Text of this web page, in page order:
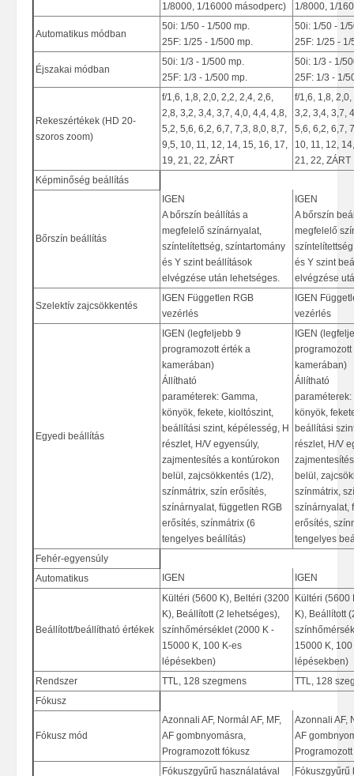
1/8000, 1/16000 másodperc)
1/8000, 1/
Automatikus módban
50i: 1/50 - 1/500 mp.
25F: 1/25 - 1/500 mp.
50i: 1/50 - 1/
25F: 1/25 - 1/
Éjszakai módban
50i: 1/3 - 1/500 mp.
25F: 1/3 - 1/500 mp.
50i: 1/3 - 1/
25F: 1/3 - 1/
Rekeszértékek (HD 20-
szoros zoom)
f/1,6, 1,8, 2,0, 2,2, 2,4, 2,6,
2,8, 3,2, 3,4, 3,7, 4,0, 4,4, 4,8,
5,2, 5,6, 6,2, 6,7, 7,3, 8,0, 8,7,
9,5, 10, 11, 12, 14, 15, 16, 17,
19, 21, 22, ZÁRT
f/1,6, 1,8,
3,2, 3,4, 3,7,
5,6, 6,2, 6,7,
10, 11, 12,
21, 22, ZÁRT
Képminőség beállítás
Bőrszín beállítás
IGEN
A bőrszín beállítás a
megfelelő színárnyalat,
színtelítettség, színtartomány
és Y szint beállítások
elvégzése után lehetséges.
IGEN
A bőrszín
megfelelő
és Y szint
elvégzése
Szelektív zajcsökkentés
IGEN Független RGB
vezérlés
IGEN
vezérlés
Egyedi beállítás
IGEN (legfeljebb 9
programozott érték a
kamerában)
Állítható
paraméterek: Gamma,
könyök, fekete, kioltószint,
beállítási szint, képélesség, H
részlet, H/V egyensúly,
zajmentesítés a kontúrokon
belül, zajcsökkentés (1/2),
színmátrix, szín erősítés,
színárnyalat, független RGB
erősítés, színmátrix (6
tengelyes beállítás)
IGEN
programozott
kamerában)
Állítható
paraméterek:
könyök,
beállítási
részlet, H/V
belül,
színmátrix,
színárnyalat,
erősítés,
tengelyes
Fehér-egyensúly
Automatikus
IGEN IGEN
Beállított/beállítható értékek
Kültéri (5600 K), Beltéri (3200
K), Beállított (2 lehetséges),
színhőmérséklet (2000 K -
15000 K, 100 K-es
lépésekben)
Kültéri (5600
K), Beállított
15000 K,
lépésekben)
Rendszer
TTL, 128 szegmens
TTL, 128
Fókusz
Fókusz mód
Azonnali AF, Normál AF, MF,
AF gombnyomásra,
Programozott fókusz
Azonnali AF,
AF
Fókuszgyűrű használatával
Fókuszgyűrű